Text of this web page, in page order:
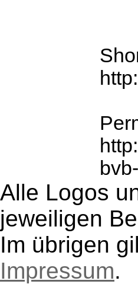
Alle Logos
jeweiligen
Im übrigen
Impressum.